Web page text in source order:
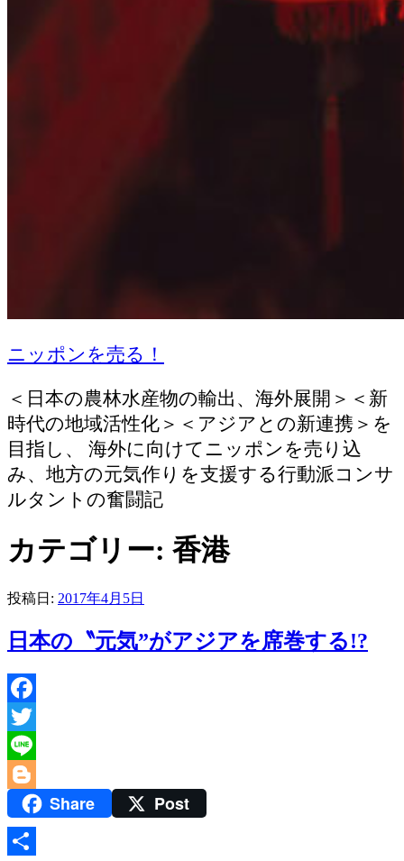
ニッポンを売る！
＜日本の農林水産物の輸出、海外展開＞＜新
時代の地域活性化＞＜アジアとの新連携＞を
目指し、 海外に向けてニッポンを売り込
み、地方の元気作りを支援する行動派コンサ
ルタントの奮闘記
カテゴリー: 香港
投稿日: 2017年4月5日
日本の〝元気”がアジアを席巻する!?
Facebook
Twitter
Line
BloggerShare Post